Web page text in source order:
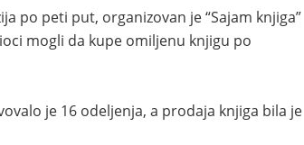
po peti put, organizovan je “Sajam knjiga”
mogli da kupe omiljenu knjigu po
je 16 odeljenja, a prodaja knjiga bila je